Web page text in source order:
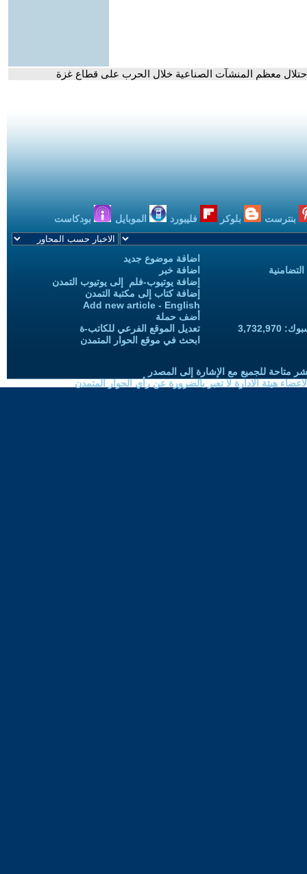
معظم المنشآت الصناعية خلال الحرب على قطاع غزة
بنترست بلوكر فليبورد الموبايل بودكاست
اضافة موضوع جديد
اضافة خبر
إضافة يوتيوب-فلم إلى يوتيوب التمدن
إضافة كتاب إلى مكتبة التمدن
Add new article - English
أضف حملة
تعديل الموقع الفرعي للكاتب-ة
ابحث في موقع الحوار المتمدن
متاحة للجميع مع الإشارة إلى المصدر
هيئة الادارة لا تعبر بالضرورة عن رأي الحوار المتمدن